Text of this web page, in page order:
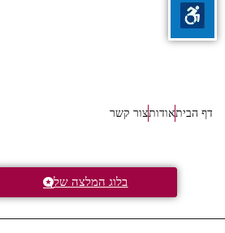
דף הביתאודותצור קשר
בלוג המלצה של